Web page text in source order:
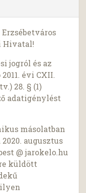
Hivatal!
jogról és az
évi CXII.
28. § (1)
adatigénylést
másolatban
augusztus
@ jarokelo.hu
küldött